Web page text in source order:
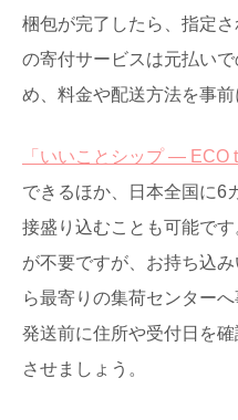
梱包が完了したら、指定
の寄付サービスは元払い
め、料金や配送方法を事前
「いいことシップ ― ECO
できるほか、日本全国に6
接盛り込むことも可能で
が不要ですが、お持ち込
ら最寄りの集荷センター
発送前に住所や受付日を
させましょう。